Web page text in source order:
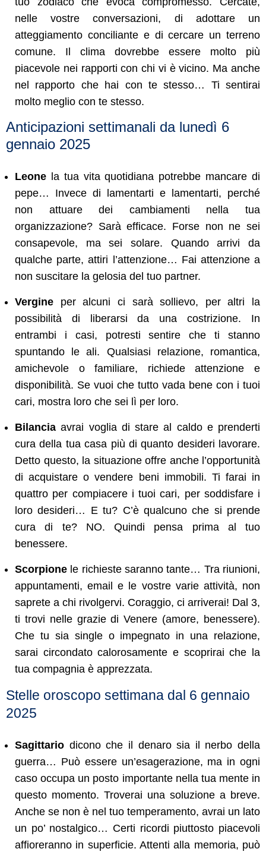
nelle vostre conversazioni, di adottare un
atteggiamento conciliante e di cercare un terreno
comune. Il clima dovrebbe essere molto più
piacevole nei rapporti con chi vi è vicino. Ma anche
nel rapporto che hai con te stesso… Ti sentirai
molto meglio con te stesso.
Anticipazioni settimanali da lunedì 6
gennaio 2025
Leone la tua vita quotidiana potrebbe mancare di
pepe… Invece di lamentarti e lamentarti, perché
non attuare dei cambiamenti nella tua
organizzazione? Sarà efficace. Forse non ne sei
consapevole, ma sei solare. Quando arrivi da
qualche parte, attiri l’attenzione… Fai attenzione a
non suscitare la gelosia del tuo partner.
Vergine per alcuni ci sarà sollievo, per altri la
possibilità di liberarsi da una costrizione. In
entrambi i casi, potresti sentire che ti stanno
spuntando le ali. Qualsiasi relazione, romantica,
amichevole o familiare, richiede attenzione e
disponibilità. Se vuoi che tutto vada bene con i tuoi
cari, mostra loro che sei lì per loro.
Bilancia avrai voglia di stare al caldo e prenderti
cura della tua casa più di quanto desideri lavorare.
Detto questo, la situazione offre anche l’opportunità
di acquistare o vendere beni immobili. Ti farai in
quattro per compiacere i tuoi cari, per soddisfare i
loro desideri… E tu? C’è qualcuno che si prende
cura di te? NO. Quindi pensa prima al tuo
benessere.
Scorpione le richieste saranno tante… Tra riunioni,
appuntamenti, email e le vostre varie attività, non
saprete a chi rivolgervi. Coraggio, ci arriverai! Dal 3,
ti trovi nelle grazie di Venere (amore, benessere).
Che tu sia single o impegnato in una relazione,
sarai circondato calorosamente e scoprirai che la
tua compagnia è apprezzata.
Stelle oroscopo settimana dal 6 gennaio
2025
Sagittario dicono che il denaro sia il nerbo della
guerra… Può essere un’esagerazione, ma in ogni
caso occupa un posto importante nella tua mente in
questo momento. Troverai una soluzione a breve.
Anche se non è nel tuo temperamento, avrai un lato
un po’ nostalgico… Certi ricordi piuttosto piacevoli
affioreranno in superficie. Attenti alla memoria, può